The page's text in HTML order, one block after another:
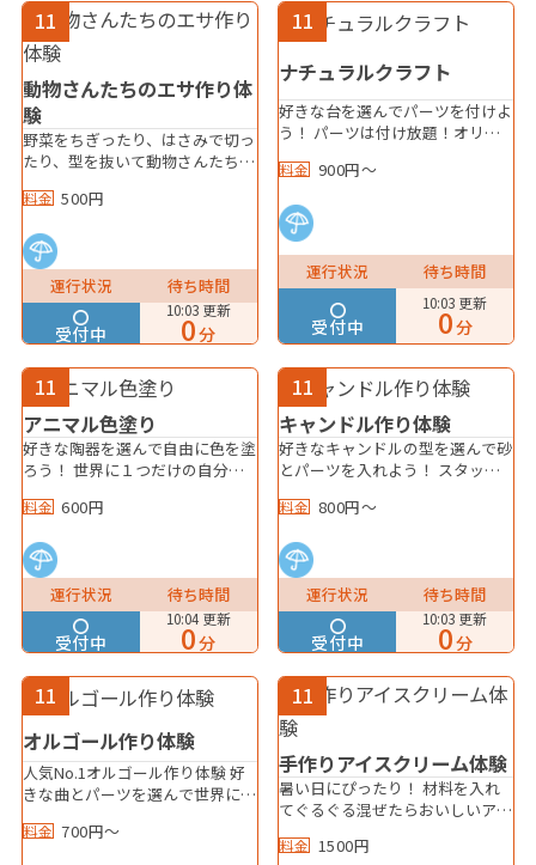
11
動物さんたちのエサ作り体
験
野菜をちぎったり、はさみで切っ
たり、型を抜いて動物さんたちの
料金 500円
運行状況
受付中
待ち時間
10:03 更新
0分
11
ナチュラルクラフト
好きな台を選んでパーツを付けよ
う！ パーツは付け放題！オリジ
う！
料金 900円～
運行状況
受付中
待ち時間
10:03 更新
0分
11
アニマル色塗り
好きな陶器を選んで自由に色を塗
ろう！ 世界に１つだけの自分の
料金 600円
運行状況
受付中
待ち時間
10:04 更新
0分
11
キャンドル作り体験
好きなキャンドルの型を選んで砂
とパーツを入れよう！ スタッフ
が固まるのに30分かかります。
料金 800円～
運行状況
受付中
待ち時間
10:03 更新
0分
11
オルゴール作り体験
人気No.1オルゴール作り体験 好
きな曲とパーツを選んで世界に1
料金 700円～
11
手作りアイスクリーム体験
暑い日にぴったり！ 材料を入れ
てぐるぐる混ぜたらおいしいアイ
ットで３人から４人で仲良く食べ
料金 1500円